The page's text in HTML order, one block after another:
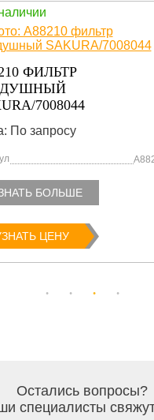
ФИЛЬТР
7008044
По запросу
БОЛЬШЕ
ЦЕНУ
Остались вопросы?
специалисты